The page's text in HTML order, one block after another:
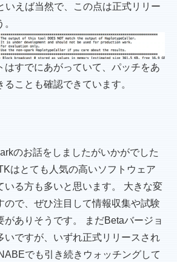
いえば当然で、この点は正式リリー
はすでにあがっていて、パッチをあ
ことも確認できています。
のお話をしましたがいかがでした
はとても人気の高いソフトウェア
いる方も多いと思います。 大きな変
ので、ぜひ注目して情報収集や試験
がありそうです。 まだBetaバージョ
いですが、いずれ正式リリースされ
でも引き続きウォッチングして